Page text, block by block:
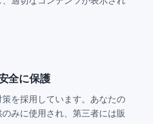
全に保護
を採用しています。あなたの
みに使用され、第三者には販